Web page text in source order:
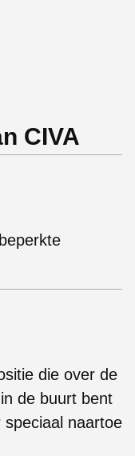
CIVA
die over de
de buurt bent
naartoe